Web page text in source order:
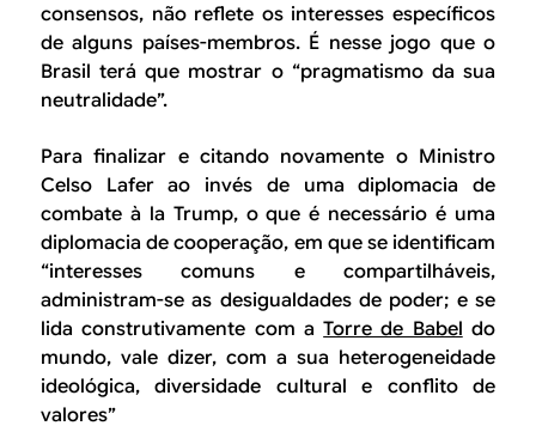
consensos, não reflete os interesses específicos
de alguns países-membros. É nesse jogo que o
Brasil terá que mostrar o “pragmatismo da sua
neutralidade”.
Para finalizar e citando novamente o Ministro
Celso Lafer ao invés de uma diplomacia de
combate à la Trump, o que é necessário é uma
diplomacia de cooperação, em que se identificam
“interesses comuns e compartilháveis,
administram-se as desigualdades de poder; e se
lida construtivamente com aTorre de Babel do
mundo, vale dizer, com a sua heterogeneidade
ideológica, diversidade cultural e conflito de
valores”